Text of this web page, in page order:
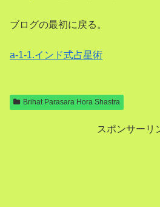
ブログの最初に戻る。
a-1-1.インド式占星術
Brihat Parasara Hora Shastra
スポンサーリ